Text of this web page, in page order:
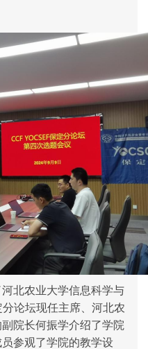
北农业大学信息科学与
分论坛现任主席、河北农
院长何振学介绍了学院
参观了学院的教学设